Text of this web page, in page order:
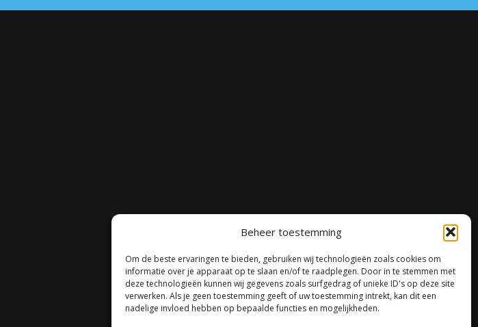
Beheer toestemming
Om de beste ervaringen te bieden, gebruiken wij technologieën zoals cookies om
informatie over je apparaat op te slaan en/of te raadplegen. Door in te stemmen met
deze technologieën kunnen wij gegevens zoals surfgedrag of unieke ID's op deze site
verwerken. Als je geen toestemming geeft of uw toestemming intrekt, kan dit een
nadelige invloed hebben op bepaalde functies en mogelijkheden.